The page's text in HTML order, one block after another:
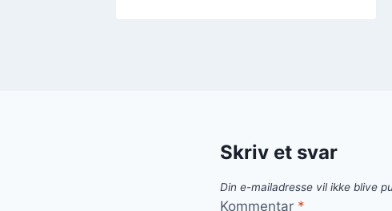
Skriv et svar
Din e-mailadresse vil ikke blive
Kommentar *